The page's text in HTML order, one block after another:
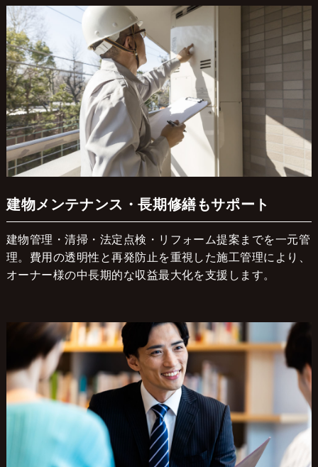
建物メンテナンス・長期修繕もサポート
建物管理・清掃・法定点検・リフォーム提案までを一元管
理。費用の透明性と再発防止を重視した施工管理により、
オーナー様の中長期的な収益最大化を支援します。